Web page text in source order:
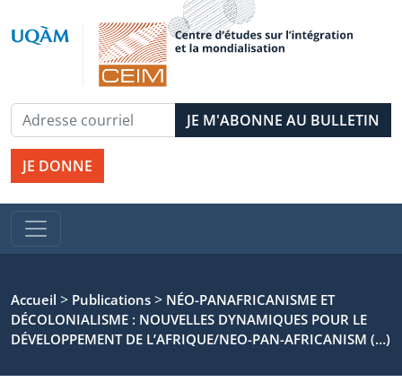
JE DONNE
Accueil > Publications > NÉO-PANAFRICANISME ET
DÉCOLONIALISME : NOUVELLES DYNAMIQUES POUR LE
DÉVELOPPEMENT DE L’AFRIQUE/NEO-PAN-AFRICANISM (…)